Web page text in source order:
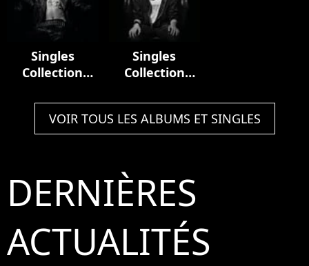
Singles
Collection
Singles
Collection
VOIR TOUS LES ALBUMS ET SINGLES
DERNIÈRES
ACTUALITÉS